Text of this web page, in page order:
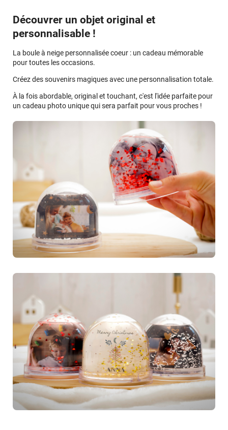
Découvrer un objet original et
personnalisable !
La boule à neige personnalisée coeur : un cadeau mémorable
pour toutes les occasions.
Créez des souvenirs magiques avec une personnalisation totale.
À la fois abordable, original et touchant, c'est l'idée parfaite pour
un cadeau photo unique qui sera parfait pour vous proches !